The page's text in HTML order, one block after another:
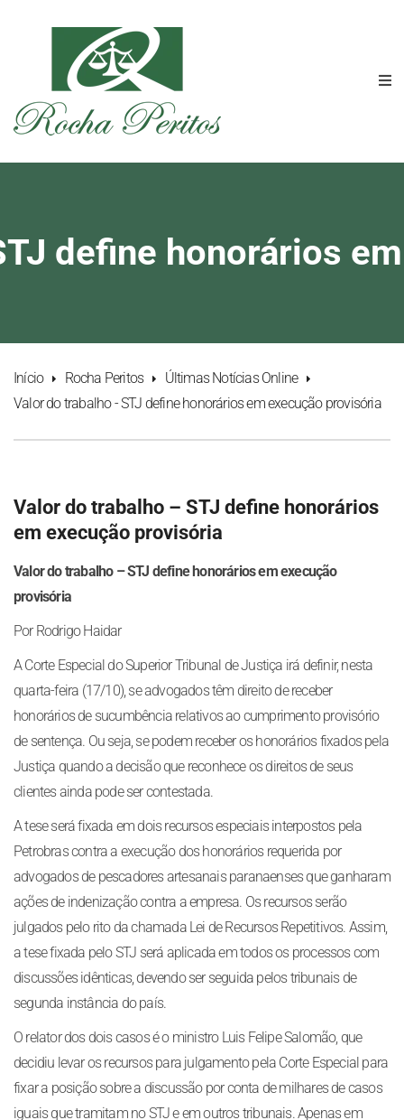
define honorários
Início Rocha Peritos
Últimas Notícias Online
Valor do trabalho - STJ define honorários em execução provisória
Valor do trabalho – STJ define honorários
em execução provisória
Valor do trabalho – STJ define honorários em execução
provisória
Por Rodrigo Haidar
A Corte Especial do Superior Tribunal de Justiça irá definir, nesta
quarta-feira (17/10), se advogados têm direito de receber
honorários de sucumbência relativos ao cumprimento provisório
de sentença. Ou seja, se podem receber os honorários fixados pela
Justiça quando a decisão que reconhece os direitos de seus
clientes ainda pode ser contestada.
A tese será fixada em dois recursos especiais interpostos pela
Petrobras contra a execução dos honorários requerida por
advogados de pescadores artesanais paranaenses que ganharam
ações de indenização contra a empresa. Os recursos serão
julgados pelo rito da chamada Lei de Recursos Repetitivos. Assim,
a tese fixada pelo STJ será aplicada em todos os processos com
discussões idênticas, devendo ser seguida pelos tribunais de
segunda instância do país.
O relator dos dois casos é o ministro Luis Felipe Salomão, que
decidiu levar os recursos para julgamento pela Corte Especial para
fixar a posição sobre a discussão por conta de milhares de casos
iguais que tramitam no STJ e em outros tribunais. Apenas em